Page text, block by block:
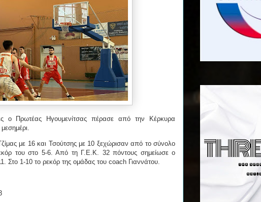
ο Πρωτέας Ηγουμενίτσας πέρασε από την Κέρκυρα
με 16 και Τσούτσης με 10 ξεχώρισαν από το σύνολο
του στο 5-6. Από τη Γ.Ε.Κ. 32 πόντους σημείωσε ο
Στο 1-10 το ρεκόρ της ομάδας του coach Γιαννάτου.